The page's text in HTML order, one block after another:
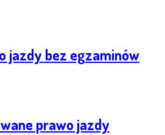
jazdy bez egzaminów
prawo jazdy